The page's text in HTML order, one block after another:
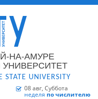
НА-АМУРЕ
STATE UNIVERSITY
08 авг, Суббота
неделя по числителю